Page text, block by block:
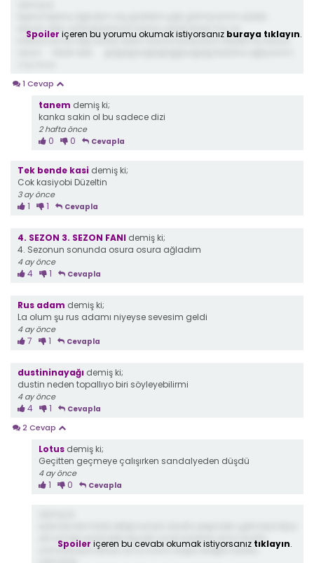
eleven ölen yoldaşlarımızın kanını yerde bırak ma ve
intikamamızı alıp onları öldür sana inanıyorum bedeli ne olursa
Spoiler içeren bu yorumu okumak istiyorsanız buraya tıklayın.
1 Cevap
tanem demiş ki;
kanka sakin ol bu sadece dizi
2 hafta önce
0 0 Cevapla
Tek bende kasi demiş ki;
Cok kasiyobi Düzeltin
3 ay önce
1 1 Cevapla
4. SEZON 3. SEZON FANI demiş ki;
4. Sezonun sonunda osura osura ağladım
4 ay önce
4 1 Cevapla
Rus adam demiş ki;
La olum şu rus adamı niyeyse sevesim geldi
4 ay önce
7 1 Cevapla
dustininayağı demiş ki;
dustin neden topallıyo biri söyleyebilirmi
4 ay önce
4 1 Cevapla
2 Cevap
Lotus demiş ki;
Geçitten geçmeye çalışırken sandalyeden düşdü
4 ay önce
1 0 Cevapla
alt üst teki evrendeki eşyalırı ve ipi kaldırdı ama dustin
sandalyeyle atladı ama sonra düştü bileğini burktu
Spoiler içeren bu cevabı okumak istiyorsanız tıklayın.